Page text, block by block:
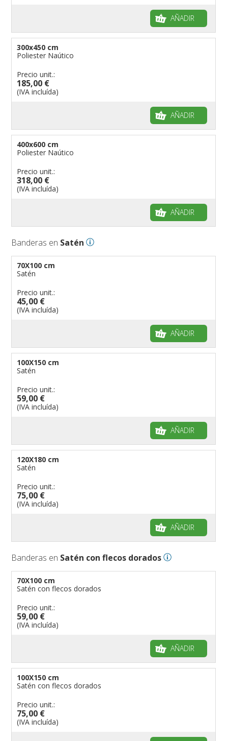
AÑADIR
300x450 cm
Poliester Naútico
Precio unit.:
185,00 €
(IVA incluída)
AÑADIR
400x600 cm
Poliester Naútico
Precio unit.:
318,00 €
(IVA incluída)
AÑADIR
Banderas en Satén
70X100 cm
Satén
Precio unit.:
45,00 €
(IVA incluída)
AÑADIR
100X150 cm
Satén
Precio unit.:
59,00 €
(IVA incluída)
AÑADIR
120X180 cm
Satén
Precio unit.:
75,00 €
(IVA incluída)
AÑADIR
Banderas en Satén con flecos dorados
70X100 cm
Satén con flecos dorados
Precio unit.:
59,00 €
(IVA incluída)
AÑADIR
100X150 cm
Satén con flecos dorados
Precio unit.:
75,00 €
(IVA incluída)